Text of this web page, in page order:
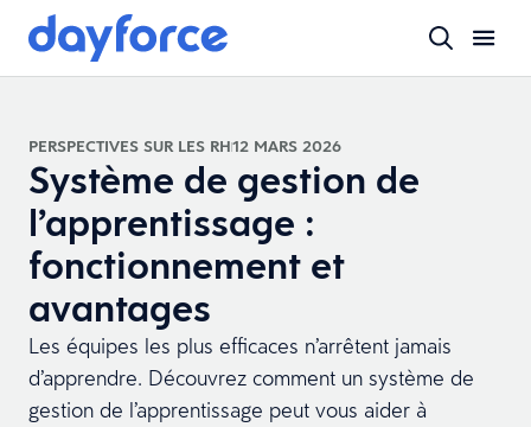
PERSPECTIVES SUR LES RH12 MARS 2026
Système de gestion de
l’apprentissage :
fonctionnement et
avantages
Les équipes les plus efficaces n’arrêtent jamais
d’apprendre. Découvrez comment un système de
gestion de l’apprentissage peut vous aider à